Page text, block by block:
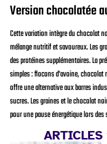
Version chocolatée
Cette variation intègre du chocolat
mélange nutritif et savoureux. Les
des protéines supplémentaires. La
simples : flocons d'avoine, chocolat
offre une alternative aux barres
sucres. Les graines et le chocolat
pour une pause énergétique lors